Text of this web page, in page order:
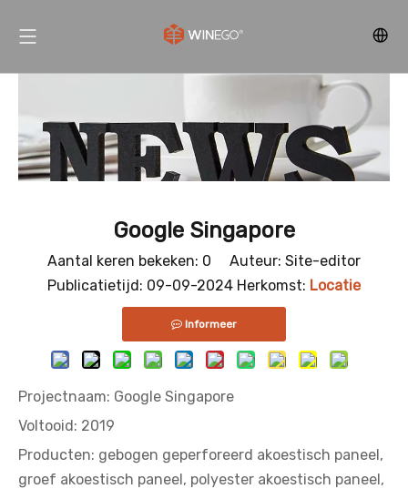
Google Singapore
Aantal keren bekeken: 0 Auteur: Site-editor
Publicatietijd: 09-09-2024 Herkomst: Locatie
Informeer
Projectnaam: Google Singapore
Voltooid: 2019
Producten: gebogen geperforeerd akoestisch paneel,
groef akoestisch paneel, polyester akoestisch paneel,